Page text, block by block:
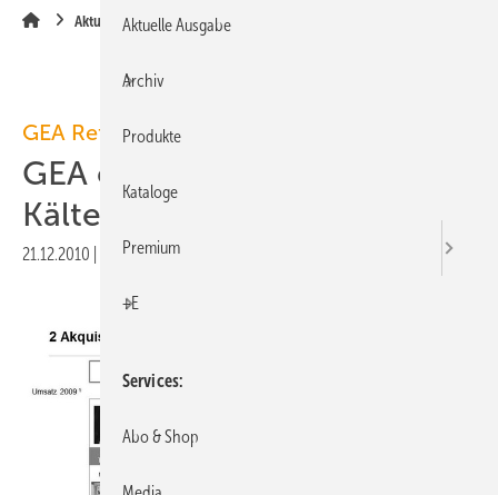
Aktuelle Meldung
GEA Refrigeration Technologies
GEA erwirbt Bock
Kältemaschinen GmbH
21.12.2010 Druckvorschau
Aktuelle Ausgabe
Archiv
Produkte
Kataloge
Premium
+E
Services
Abo & Shop